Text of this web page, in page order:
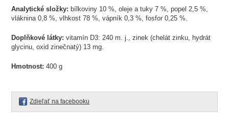
Analytické složky: bílkoviny 10 %, oleje a tuky 7 %, popel 2,5 %,
vláknina 0,8 %, vlhkost 78 %, vápník 0,3 %, fosfor 0,25 %.
Doplňkové látky: vitamín D3: 240 m. j., zinek (chelát zinku, hydrát
glycinu, oxid zinečnatý) 13 mg.
Hmotnost:400 g
Zdieľať na facebooku